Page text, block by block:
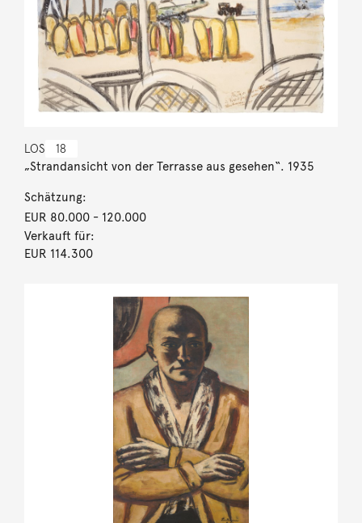
LOS 18
„Strandansicht von der Terrasse aus gesehen“. 1935
Schätzung:
EUR 80.000- 120.000
Verkauft für:
EUR 114.300